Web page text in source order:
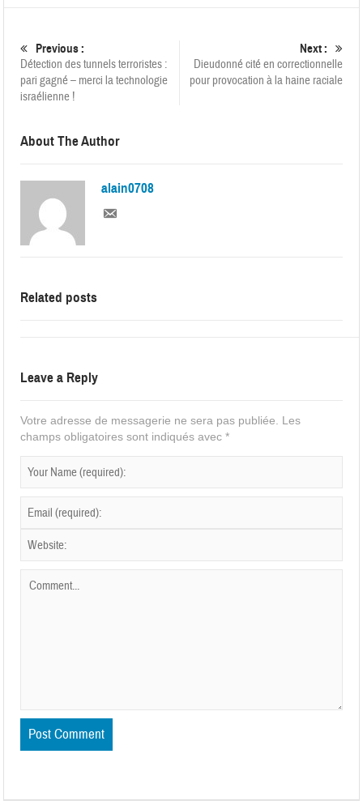
Previous :
Détection des tunnels terroristes :
pari gagné – merci la technologie
israélienne !
Next :
Dieudonné cité en correctionnelle
pour provocation à la haine raciale
About The Author
alain0708
Related posts
Leave a Reply
Votre adresse de messagerie ne sera pas publiée.
Les
champs obligatoires sont indiqués avec*